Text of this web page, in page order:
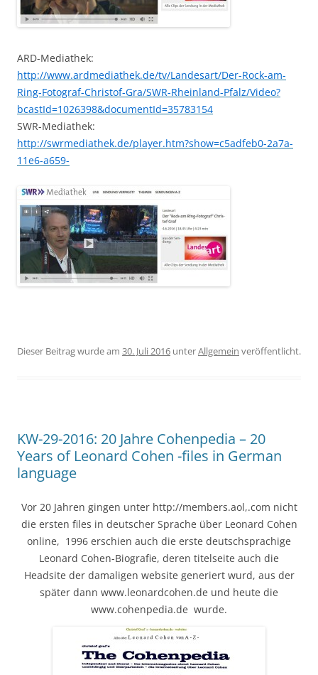
ARD-Mediathek:
http://www.ardmediathek.de/tv/Landesart/Der-Rock-am-
Ring-Fotograf-Christof-Gra/SWR-Rheinland-Pfalz/Video?
bcastId=1026398&documentId=35783154
SWR-Mediathek:
http://swrmediathek.de/player.htm?show=c5adfeb0-2a7a-
11e6-a659-
Dieser Beitrag wurde am 30. Juli 2016 unterAllgemein veröffentlicht.
KW-29-2016: 20 Jahre Cohenpedia – 20
Years of Leonard Cohen -files in German
language
Vor 20 Jahren gingen unter http://members.aol,.com nicht
die ersten files in deutscher Sprache über Leonard Cohen
online, 1996 erschien auch die erste deutschsprachige
Leonard Cohen-Biografie, deren titelseite auch die
Headsite der damaligen website generiert wurd, aus der
später dann www.leonardcohen.de und heute die
www.cohenpedia.de wurde.